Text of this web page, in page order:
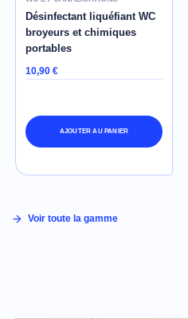
Désinfectant liquéfiant WC
broyeurs et chimiques
portables
10,90 €
AJOUTER AU PANIER
Voir toute la gamme